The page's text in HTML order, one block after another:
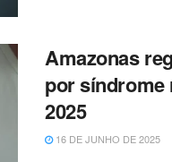
Amazonas
por síndrome
2025
16 DE JUNHO DE 2025